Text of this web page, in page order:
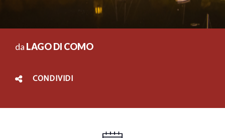
da LAGO DI COMO
CONDIVIDI